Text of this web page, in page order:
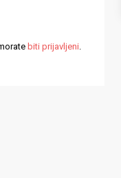
biti prijavljeni.